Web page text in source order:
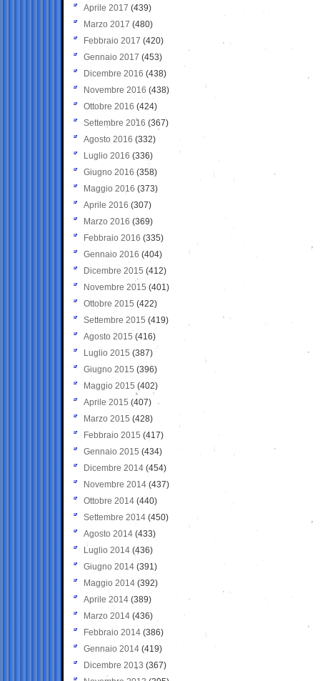
Aprile 2017 (439)
Marzo 2017 (480)
Febbraio 2017 (420)
Gennaio 2017 (453)
Dicembre 2016 (438)
Novembre 2016 (438)
Ottobre 2016 (424)
Settembre 2016 (367)
Agosto 2016 (332)
Luglio 2016 (336)
Giugno 2016 (358)
Maggio 2016 (373)
Aprile 2016 (307)
Marzo 2016 (369)
Febbraio 2016 (335)
Gennaio 2016 (404)
Dicembre 2015 (412)
Novembre 2015 (401)
Ottobre 2015 (422)
Settembre 2015 (419)
Agosto 2015 (416)
Luglio 2015 (387)
Giugno 2015 (396)
Maggio 2015 (402)
Aprile 2015 (407)
Marzo 2015 (428)
Febbraio 2015 (417)
Gennaio 2015 (434)
Dicembre 2014 (454)
Novembre 2014 (437)
Ottobre 2014 (440)
Settembre 2014 (450)
Agosto 2014 (433)
Luglio 2014 (436)
Giugno 2014 (391)
Maggio 2014 (392)
Aprile 2014 (389)
Marzo 2014 (436)
Febbraio 2014 (386)
Gennaio 2014 (419)
Dicembre 2013 (367)